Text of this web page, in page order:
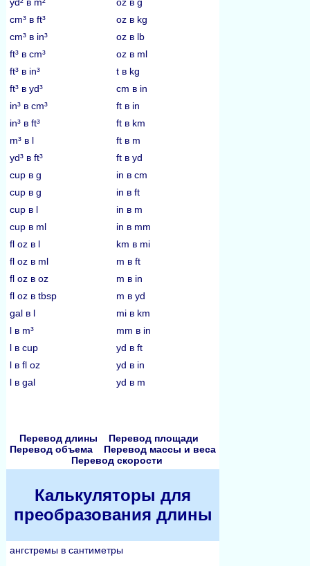
cm³ в ft³
cm³ в in³
ft³ в cm³
ft³ в in³
ft³ в yd³
in³ в cm³
in³ в ft³
m³ в l
yd³ в ft³
cup в g
cup в g
cup в l
cup в ml
fl oz в l
fl oz в ml
fl oz в oz
fl oz в tbsp
gal в l
l в m³
l в cup
l в fl oz
l в gal
oz в kg
oz в lb
oz в ml
t в kg
cm в in
ft в in
ft в km
ft в m
ft в yd
in в cm
in в ft
in в m
in в mm
km в mi
m в ft
m в in
m в yd
mi в km
mm в in
yd в ft
yd в in
yd в m
Перевод длины
Перевод площади
Перевод объема
Перевод массы и веса
Перевод скорости
Калькуляторы для
преобразования длины
ангстремы в сантиметры